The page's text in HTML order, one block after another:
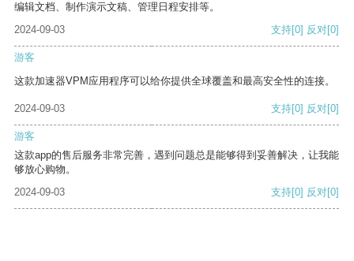
编辑文档、制作演示文稿、管理日程安排等。
2024-09-03
支持[0] 反对[0]
游客
这款加速器VPM应用程序可以给你提供全球覆盖和最高安全性的连接。
2024-09-03 支持[0] 反对[0]
游客
这款app的售后服务非常完善，遇到问题总是能够得到妥善解决，让我能
够放心购物。
2024-09-03
支持[0] 反对[0]